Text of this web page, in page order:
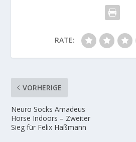
RATE:
VORHERIGE
Neuro Socks Amadeus
Horse Indoors – Zweiter
Sieg für Felix Haßmann